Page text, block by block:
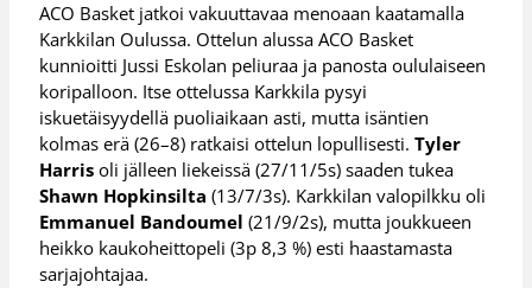
ACO Basket jatkoi vakuuttavaa menoaan kaatamalla
Karkkilan Oulussa. Ottelun alussa ACO Basket
kunnioitti Jussi Eskolan peliuraa ja panosta oululaiseen
koripalloon. Itse ottelussa Karkkila pysyi
iskuetäisyydellä puoliaikaan asti, mutta isäntien
kolmas erä (26–8) ratkaisi ottelun lopullisesti.Tyler
Harrisoli jälleen liekeissä (27/11/5s) saaden tukea
Shawn Hopkinsilta(13/7/3s). Karkkilan valopilkku oli
Emmanuel Bandoumel(21/9/2s), mutta joukkueen
heikko kaukoheittopeli (3p 8,3 %) esti haastamasta
sarjajohtajaa.